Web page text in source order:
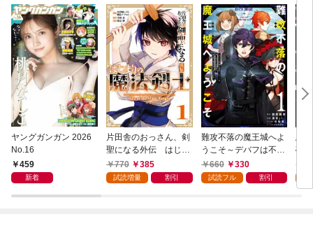
ヤングガンガン 2026
No.16
459
新着
片田舎のおっさん、剣
聖になる外伝 はじま
りの魔法剣士 1巻
770 385
試読増量 割引
難攻不落の魔王城へよ
うこそ～デバフは不要
と勇者パーティーを追
い出された黒魔導士、
660 330
試読フル 割引
悪
破
叩
つ
か